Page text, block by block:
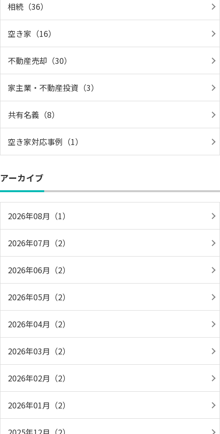
相続（36）
空き家（16）
不動産売却（30）
家主業・不動産投資（3）
共有名義（8）
空き家対応事例（1）
アーカイブ
2026年08月（1）
2026年07月（2）
2026年06月（2）
2026年05月（2）
2026年04月（2）
2026年03月（2）
2026年02月（2）
2026年01月（2）